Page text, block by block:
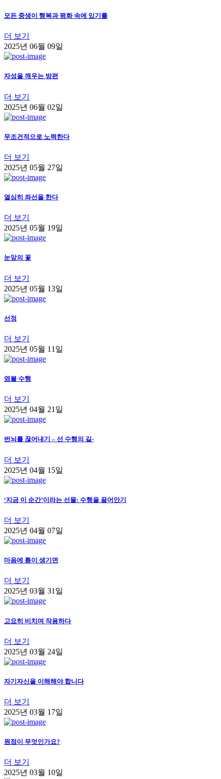
모든 중생이 행복과 평화 속에 있기를
더 보기
2025년 06월 09일
자성을 깨우는 방편
더 보기
2025년 06월 02일
무조건적으로 노력한다
더 보기
2025년 05월 27일
열심히 좌선을 한다
더 보기
2025년 05월 19일
눈앞의 꽃
더 보기
2025년 05월 13일
선정
더 보기
2025년 05월 11일
염불 수행
더 보기
2025년 04월 21일
번뇌를 끊어내기 – 선 수행의 길-
더 보기
2025년 04월 15일
‘지금 이 순간’이라는 선물: 수행을 끌어안기
더 보기
2025년 04월 07일
마음에 틈이 생기면
더 보기
2025년 03월 31일
고요히 비치며 작용하다
더 보기
2025년 03월 24일
자기자신을 이해해야 합니다
더 보기
2025년 03월 17일
원점이 무엇인가요?
더 보기
2025년 03월 10일